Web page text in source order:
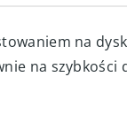
na
na szybkości